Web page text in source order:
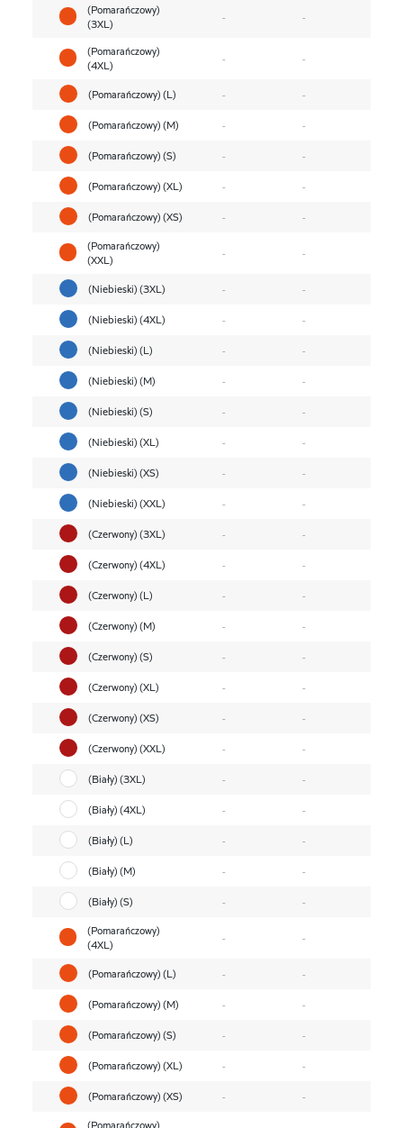
(Pomarańczowy)
(3XL)
- -
(Pomarańczowy)
(4XL)
- -
(Pomarańczowy) (L) -
-
(Pomarańczowy) (M)
-
-
(Pomarańczowy) (S)
-
-
(Pomarańczowy) (XL)
-
-
(Pomarańczowy) (XS)
-
-
(Pomarańczowy)
(XXL)
- -
(Niebieski) (3XL) -
-
(Niebieski) (4XL)
-
-
(Niebieski) (L)
-
-
(Niebieski) (M)
-
-
(Niebieski) (S)
-
-
(Niebieski) (XL)
-
-
(Niebieski) (XS)
-
-
(Niebieski) (XXL)
-
-
(Czerwony) (3XL)
-
-
(Czerwony) (4XL)
-
-
(Czerwony) (L)
-
-
(Czerwony) (M)
-
-
(Czerwony) (S)
-
-
(Czerwony) (XL)
-
-
(Czerwony) (XS)
-
-
(Czerwony) (XXL)
-
-
(Biały) (3XL)
-
-
(Biały) (4XL)
-
-
(Biały) (L)
-
-
(Biały) (M)
-
-
(Biały) (S)
-
-
(Pomarańczowy)
(4XL)
- -
(Pomarańczowy) (L) -
-
(Pomarańczowy) (M)
-
-
(Pomarańczowy) (S)
-
-
(Pomarańczowy) (XL)
-
-
(Pomarańczowy) (XS)
-
-
(Pomarańczowy)